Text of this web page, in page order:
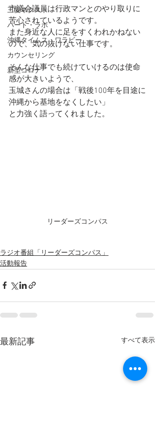
三愛ネクスト
ハート・ラボ
沖縄タイムス・ワラビー
カウンセリング
新型コロナ
市議会議員は行政マンとのやり取りに
苦心されているようです。
また身近な人に足をすくわれかねない
ので、気の抜けない仕事です。
そんな仕事でも続けていけるのは使命
感が大きいようで、
玉城さんの場合は「戦後100年を目途に
沖縄から基地をなくしたい」
と力強く語ってくれました。
リーダーズコンパス
ラジオ番組「リーダーズコンパス」
活動報告
最新記事 すべて表示